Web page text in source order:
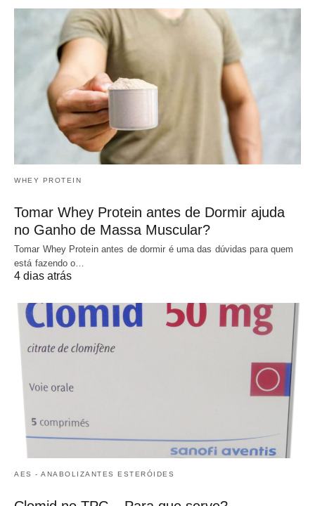
WHEY PROTEIN
Tomar Whey Protein antes de Dormir ajuda
no Ganho de Massa Muscular?
Tomar Whey Protein antes de dormir é uma das dúvidas para quem
está fazendo o…
4 dias atrás
AES - ANABOLIZANTES ESTERÓIDES